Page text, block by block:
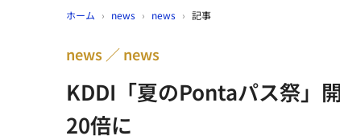
ホーム › news › news › 記事
KDDI「夏のPontaパス祭」
20倍に
news news